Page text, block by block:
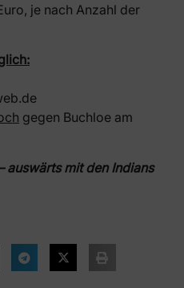
je nach Anzahl der
gegen Buchloe am
auswärts mit den Indians